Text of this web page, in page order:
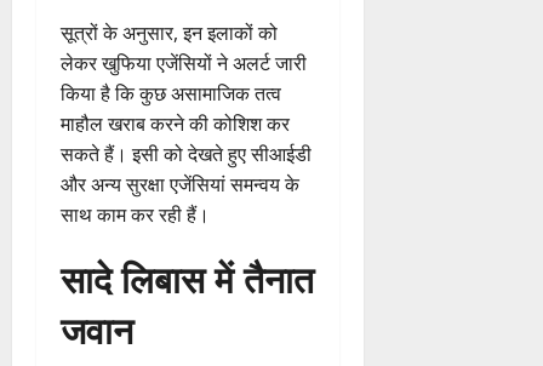
सूत्रों के अनुसार, इन इलाकों को
लेकर खुफिया एजेंसियों ने अलर्ट जारी
किया है कि कुछ असामाजिक तत्व
माहौल खराब करने की कोशिश कर
सकते हैं। इसी को देखते हुए सीआईडी
और अन्य सुरक्षा एजेंसियां समन्वय के
साथ काम कर रही हैं।
सादे लिबास में तैनात
जवान